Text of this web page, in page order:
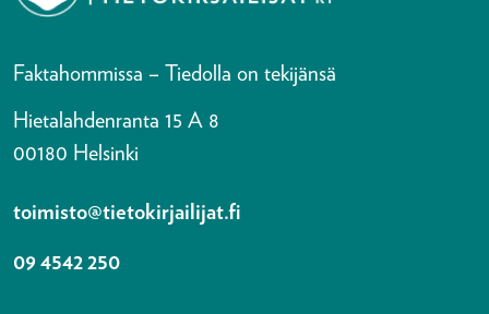
Faktahommissa – Tiedolla on tekijänsä
Hietalahdenranta 15 A 8
00180 Helsinki
toimisto@tietokirjailijat.fi
09 4542 250